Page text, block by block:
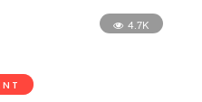
4.7K